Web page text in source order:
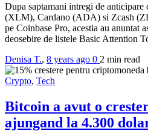
Dupa saptamani intregi de
(XLM), Cardano (ADA) si Zcash
pe Coinbase Pro, acestia au anuntat
deosebire de listele Basic
Denisa T., 8 years ago 0 2 min read
Crypto, Tech
Bitcoin a avut o
ajungand la 4.300